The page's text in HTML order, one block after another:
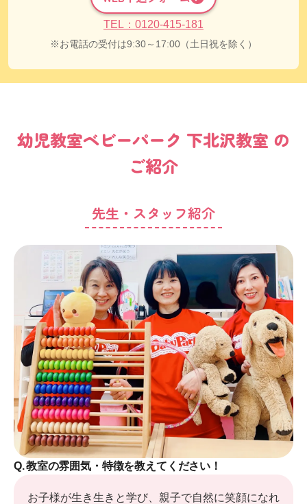
TEL：0120-415-181
お電話の受付は9:30～17:00（土日祝を除く）
幼児教室ベビーパーク 下北沢教室 の
ご紹介
先生・スタッフ紹介
Q.教室の雰囲気・特徴を教えてください！
お子様が生き生きと学び、親子で自然に笑顔になれ